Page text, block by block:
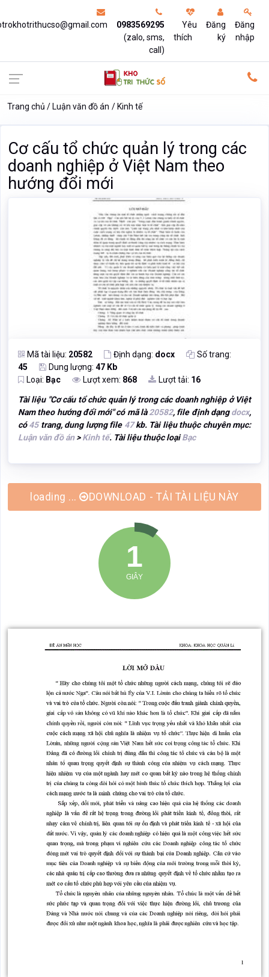
0983569295
(zalo, sms,
call)
Yêu
thích
Đăng
ký
Đăng
nhập
Trang chủ Luận văn đồ án Kinh tế
Cơ cấu tổ chức quản lý trong các
doanh nghiệp ở Việt Nam theo
hướng đổi mới
Mã tài liệu: 20582 Định dạng: docx
Số trang:
45
Dung lượng: 47 Kb
Loại: Bạc Lượt xem: 868 Lượt tải: 16
Tài liệu "Cơ cấu tổ chức quản lý trong các doanh nghiệp ở Việt
Nam theo hướng đổi mới" có mã là20582, file định dạngdocx,
có45trang, dung lượng file 47kb. Tài liệu thuộc chuyên mục:
Luận văn đồ án>Kinh tế. Tài liệu thuộc loạiBạc
DOWNLOAD - TẢI TÀI LIỆU NÀY